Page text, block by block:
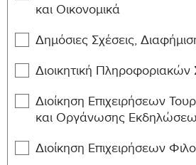
308
MED-
309
Systematic Pathology
MED-
310
Integrated Clinical
IV
και Οικονομικά
Δημόσιες Σχέσεις,
Διοικητική
Διοίκηση Επιχειρήσεων
και Οργάνωσης
Διοίκηση Επιχειρήσεων